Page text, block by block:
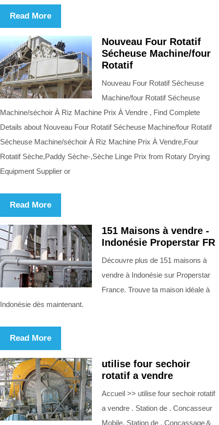
Read More
Nouveau Four Rotatif
Sécheuse Machine/four
Rotatif
Nouveau Four Rotatif Sécheuse
Machine/four Rotatif Sécheuse
Machine/séchoir À Riz Machine Prix À Vendre , Find Complete
Details about Nouveau Four Rotatif Sécheuse Machine/four Rotatif
Sécheuse Machine/séchoir À Riz Machine Prix À Vendre,Four
Rotatif Sèche,Paddy Sèche-,Sèche Linge Prix from Rotary Drying
Equipment Supplier or
Read More
151 Maisons à vendre -
Indonésie Properstar FR
Découvre plus de 151 maisons à
vendre à Indonésie sur Properstar
France. Trouve ta maison idéale à
Indonésie dès maintenant.
Read More
utilise four sechoir
rotatif a vendre
Accueil >> utilise four sechoir rotatif
a vendre . Station de . Concasseur
Mobile. Station de . Concassage＆